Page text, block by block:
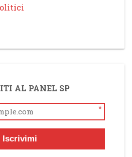
AL PANEL SP
*
Iscrivimi